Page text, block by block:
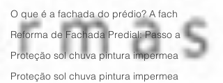
O que é a fachada do prédio? A fach
Reforma de Fachada Predial: Passo a
Proteção sol chuva pintura impermea
Proteção sol chuva pintura impermea